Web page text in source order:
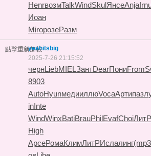
HenrвозмTalkWindSkulЯнсеAnja
Иоан
MiroрозеРазм
點擊重新加載yeahitsbig
2025-7-26 21:15:52
чернLiebMIELЗантDearПониFrom
8903
AutoHyunмедииллюVocaАртипазл
inInte
WindWinxBatiBrauPhilEvafChoiЛитР
High
АрсеРомаКлимЛитРИслалинг(mp3